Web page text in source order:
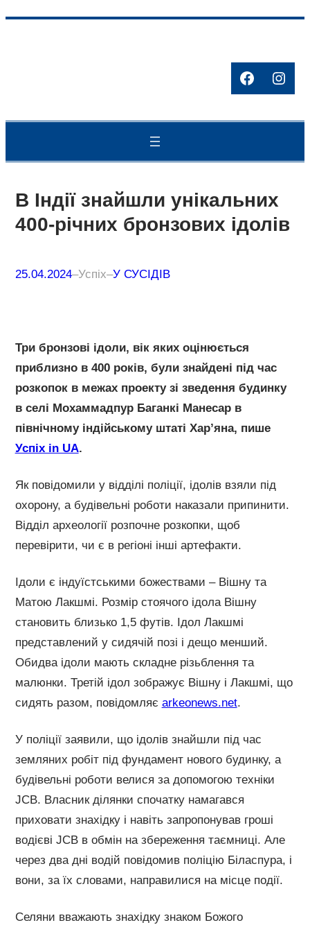
Facebook
В Індії знайшли унікальних
400-річних бронзових ідолів
25.04.2024–Успіх–У СУСІДІВ
Три бронзові ідоли, вік яких оцінюється
приблизно в 400 років, були знайдені під час
розкопок в межах проекту зі зведення будинку
в селі Мохаммадпур Баганкі Манесар в
північному індійському штаті Хар’яна, пише
Успіх in UA.
Як повідомили у відділі поліції, ідолів взяли під
охорону, а будівельні роботи наказали припинити.
Відділ археології розпочне розкопки, щоб
перевірити, чи є в регіоні інші артефакти.
Ідоли є індуїстськими божествами – Вішну та
Матою Лакшмі. Розмір стоячого ідола Вішну
становить близько 1,5 футів. Ідол Лакшмі
представлений у сидячій позі і дещо менший.
Обидва ідоли мають складне різьблення та
малюнки. Третій ідол зображує Вішну і Лакшмі, що
сидять разом, повідомляє arkeonews.net.
У поліції заявили, що ідолів знайшли під час
земляних робіт під фундамент нового будинку, а
будівельні роботи велися за допомогою техніки
JCB. Власник ділянки спочатку намагався
приховати знахідку і навіть запропонував гроші
водієві JCB в обмін на збереження таємниці. Але
через два дні водій повідомив поліцію Біласпура, і
вони, за їх словами, направилися на місце події.
Селяни вважають знахідку знаком Божого